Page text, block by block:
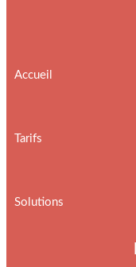
Accueil
Tarifs
Solutions